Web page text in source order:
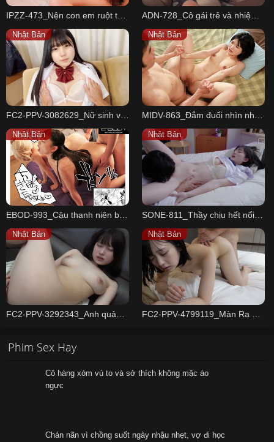
IPZZ-473_Nện con em ruột tuổi dậy thì thích bạo dâm ADN-728_Cô gái trẻ và nhiệm vụ lừa đảo
Nhật Bản Nhật Bản
Nhật Bản Nhật Bản
Nhật Bản
FC2-PPV-3292343_Anh quản lý và em gái ngây thơ Asada Himari
Nhật Bản
FC2-PPV-4799119_Màn Ra Mắt Của Một Thần Tượng Ngây Thơ
Phim Sex Hay
Cô hàng xóm vú to và sở thích không mặc áo
ngực
Chán nãn vì chồng suốt ngày nhậu nhẹt, vợ đi học